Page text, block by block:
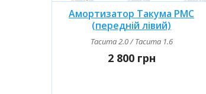
Амортизатор Такума PMC
(передній лівий)
Tacuma 2.0 / Tacuma 1.6
2 800 грн